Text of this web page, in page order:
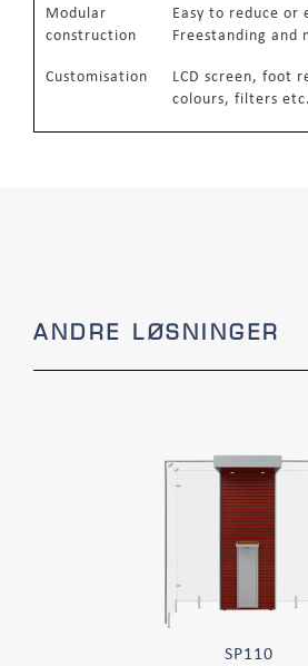
Modular
construction
Easy to reduce or
Freestanding and
Customisation
LCD screen, foot
colours, filters etc.
ANDRE LØSNINGER
SP110